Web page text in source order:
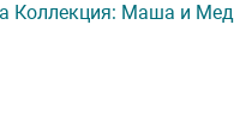
Коллекция: Маша и